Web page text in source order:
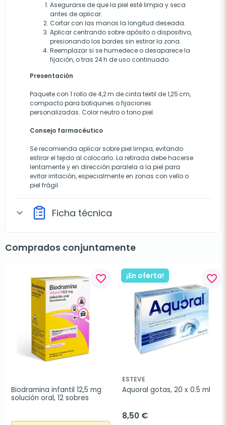
Asegurarse de que la piel esté limpia y seca
antes de aplicar.
Cortar con las manos la longitud deseada.
Aplicar centrando sobre apósito o dispositivo,
presionando los bordes sin estirar la zona.
Reemplazar si se humedece o desaparece la
fijación, o tras 24 h de uso continuado.
Presentación
Paquete con 1 rollo de 4,2 m de cinta textil de 1,25 cm,
compacto para botiquines o fijaciones
personalizadas. Color neutro o tono piel.
Consejo farmacéutico
Se recomienda aplicar sobre piel limpia, evitando
estirar el tejido al colocarlo. La retirada debe hacerse
lentamente y en dirección paralela a la piel para
evitar irritación, especialmente en zonas con vello o
piel frágil.
expand_more Ficha técnica
Comprados conjuntamente
favorite_border
Biodramina infantil 12,5 mg
solución oral, 12 sobres
¡En oferta! favorite_border
ESTEVE
Aquoral gotas, 20 x 0.5 ml
8,50 €